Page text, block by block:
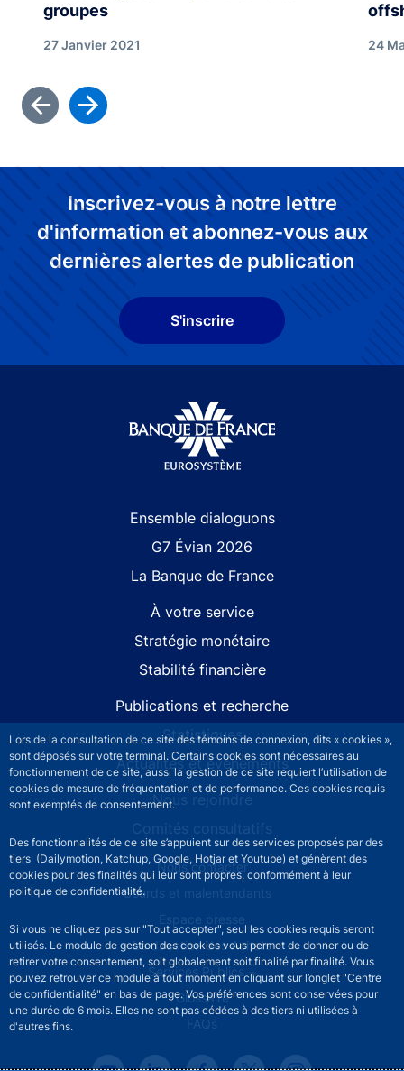
Lors de la consultation de ce site des témoins de connexion, dits « cookies »,
sont déposés sur votre terminal. Certains cookies sont nécessaires au
fonctionnement de ce site, aussi la gestion de ce site requiert l’utilisation de
cookies de mesure de fréquentation et de performance. Ces cookies requis
sont exemptés de consentement.
Des fonctionnalités de ce site s’appuient sur des services proposés par des
tiers (Dailymotion, Katchup, Google, Hotjar et Youtube) et génèrent des
cookies pour des finalités qui leur sont propres, conformément à leur
politique de confidentialité.
Si vous ne cliquez pas sur "Tout accepter", seul les cookies requis seront
utilisés. Le module de gestion des cookies vous permet de donner ou de
retirer votre consentement, soit globalement soit finalité par finalité. Vous
pouvez retrouver ce module à tout moment en cliquant sur l’onglet "Centre
de confidentialité" en bas de page. Vos préférences sont conservées pour
une durée de 6 mois. Elles ne sont pas cédées à des tiers ni utilisées à
d'autres fins.
groupes
27 Janvier 2021 24
Inscrivez-vous à notre lettre
d'information et abonnez-vous aux
dernières alertes de publication
S'inscrire
Ensemble dialoguons
G7 Évian 2026
La Banque de France
À votre service
Stratégie monétaire
Stabilité financière
Publications et recherche
Statistiques
Actualités et événements
Nous rejoindre
Comités consultatifs
Footer secondary menuNous contacter
Sourds et malentendants
Espace presse
La direction des Achats
Services Publics +
Glossaire
FAQs